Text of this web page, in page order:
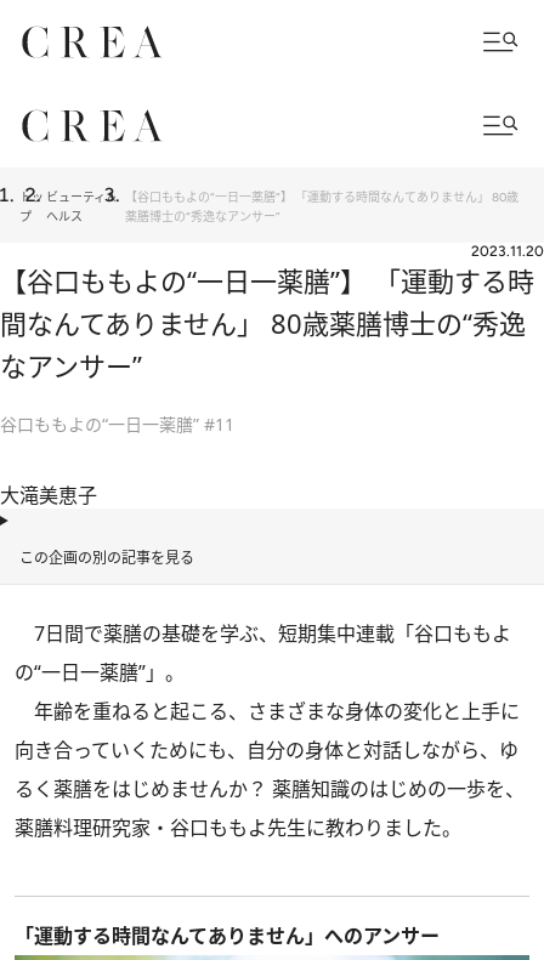
トッ
プ
ビューティ＆
ヘルス
【谷口ももよの“一日一薬膳”】 「運動する時間なんてありません」 80歳
薬膳博士の“秀逸なアンサー”
2023.11.20
【谷口ももよの“一日一薬膳”】 「運動する時
間なんてありません」 80歳薬膳博士の“秀逸
なアンサー”
谷口ももよの“一日一薬膳” #11
大滝美恵子
この企画の別の記事を見る
7日間で薬膳の基礎を学ぶ、短期集中連載「谷口ももよ
の“一日一薬膳”」。
年齢を重ねると起こる、さまざまな身体の変化と上手に
向き合っていくためにも、自分の身体と対話しながら、ゆ
るく薬膳をはじめませんか？ 薬膳知識のはじめの一歩を、
薬膳料理研究家・谷口ももよ先生に教わりました。
「運動する時間なんてありません」へのアンサー